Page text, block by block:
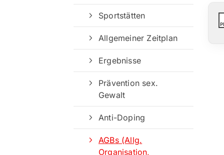
Sportstätten
Allgemeiner Zeitplan
Ergebnisse
Prävention sex.
Gewalt
Anti-Doping
AGBs (Allg.
Organisation,